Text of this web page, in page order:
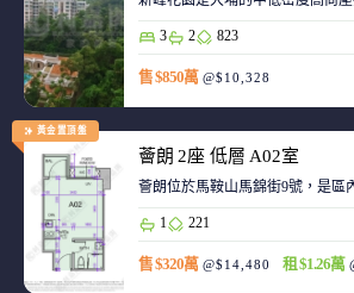
3 2 823
售 $850萬 @$10,328
黃金置頂盤
薈朗 2座 低層 A02室
薈朗位於馬鞍山馬錦街9號，是區
1 221
售 $320萬 @$14,480 租 $1.26萬